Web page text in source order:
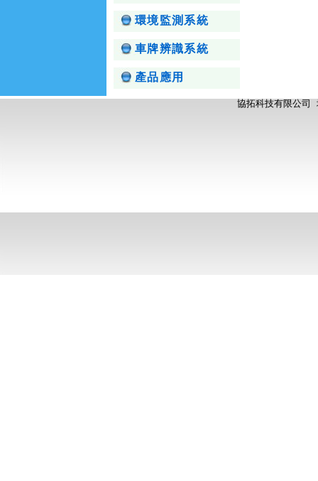
環境監測系統
車牌辨識系統
產品應用
協拓科技有限公司